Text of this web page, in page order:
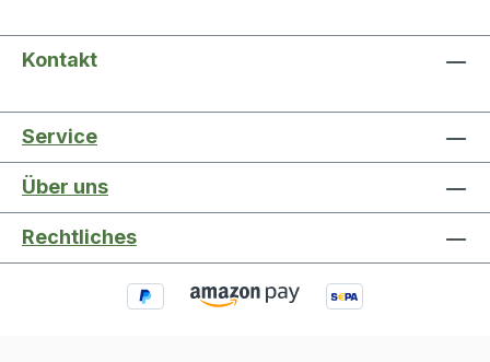
Kontakt
Service
Über uns
Rechtliches